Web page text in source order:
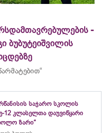
-
ბუბუტეიშვილის
საჯარო სკოლის
12 კლასელთა დაუვიწყარი
ზარი“